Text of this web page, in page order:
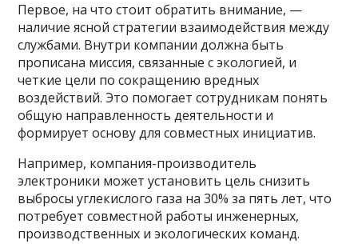
Первое, на что стоит обратить внимание, —
наличие ясной стратегии взаимодействия между
службами. Внутри компании должна быть
прописана миссия, связанные с экологией, и
четкие цели по сокращению вредных
воздействий. Это помогает сотрудникам понять
общую направленность деятельности и
формирует основу для совместных инициатив.
Например, компания-производитель
электроники может установить цель снизить
выбросы углекислого газа на 30% за пять лет, что
потребует совместной работы инженерных,
производственных и экологических команд.